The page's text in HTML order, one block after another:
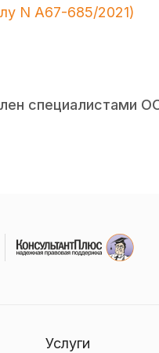
N А67-685/2021)
специалистами
Услуги